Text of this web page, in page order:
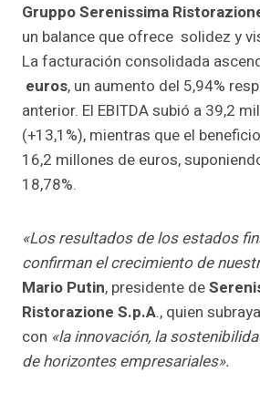
Gruppo Serenissima
un balance que ofrece solidez y
La facturación consolidada
euros, un aumento del 5,94%
anterior. El EBITDA subió a 39,2
(+13,1%), mientras que el
16,2 millones de euros,
18,78%.
«Los resultados de los estados
confirman el crecimiento de
Mario Putin, presidente de
Ristorazione S.p.A., quien
con «la innovación, la
de horizontes empresariales».